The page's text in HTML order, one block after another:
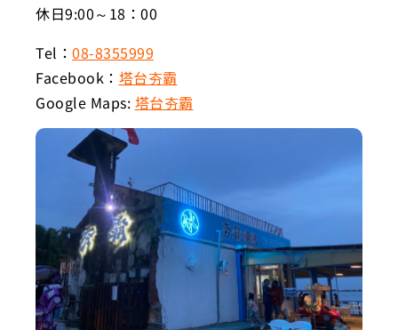
休日9:00～18：00
Tel： 08-8355999
Facebook： 塔台夯霸
Google Maps: 塔台夯霸